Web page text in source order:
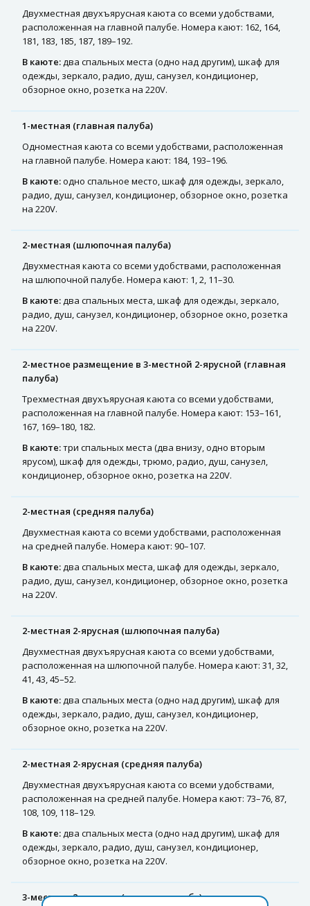
Двухместная двухъярусная каюта со всеми удобствами,
расположенная на главной палубе. Номера кают: 162, 164,
181, 183, 185, 187, 189–192.
В каюте:два спальных места (одно над другим), шкаф для
одежды, зеркало, радио, душ, санузел, кондиционер,
обзорное окно, розетка на 220V.
1-местная (главная палуба)
Одноместная каюта со всеми удобствами, расположенная
на главной палубе. Номера кают: 184, 193–196.
В каюте:одно спальное место, шкаф для одежды, зеркало,
радио, душ, санузел, кондиционер, обзорное окно, розетка
на 220V.
2-местная (шлюпочная палуба)
Двухместная каюта со всеми удобствами, расположенная
на шлюпочной палубе. Номера кают: 1, 2, 11–30.
В каюте:два спальных места, шкаф для одежды, зеркало,
радио, душ, санузел, кондиционер, обзорное окно, розетка
на 220V.
2-местное размещение в 3-местной 2-ярусной (главная
палуба)
Трехместная двухъярусная каюта со всеми удобствами,
расположенная на главной палубе. Номера кают: 153–161,
167, 169–180, 182.
В каюте:три спальных места (два внизу, одно вторым
ярусом), шкаф для одежды, трюмо, радио, душ, санузел,
кондиционер, обзорное окно, розетка на 220V.
2-местная (средняя палуба)
Двухместная каюта со всеми удобствами, расположенная
на средней палубе. Номера кают: 90–107.
В каюте:два спальных места, шкаф для одежды, зеркало,
радио, душ, санузел, кондиционер, обзорное окно, розетка
на 220V.
2-местная 2-ярусная (шлюпочная палуба)
Двухместная двухъярусная каюта со всеми удобствами,
расположенная на шлюпочной палубе. Номера кают: 31, 32,
41, 43, 45–52.
В каюте:два спальных места (одно над другим), шкаф для
одежды, зеркало, радио, душ, санузел, кондиционер,
обзорное окно, розетка на 220V.
2-местная 2-ярусная (средняя палуба)
Двухместная двухъярусная каюта со всеми удобствами,
расположенная на средней палубе. Номера кают: 73–76, 87,
108, 109, 118–129.
В каюте:два спальных места (одно над другим), шкаф для
одежды, зеркало, радио, душ, санузел, кондиционер,
обзорное окно, розетка на 220V.
3-местная 2-ярусная (средняя палуба)